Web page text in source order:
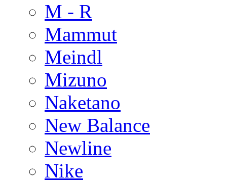
M - R
Mammut
Meindl
Mizuno
Naketano
New Balance
Newline
Nike